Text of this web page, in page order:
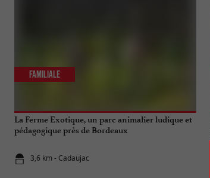
La Ferme Exotique, un parc animalier ludique et
pédagogique près de Bordeaux
3,6 km - Cadaujac
Familiale